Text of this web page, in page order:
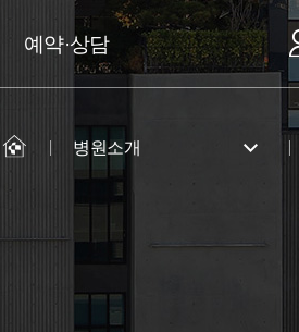
예약·상담
병원소개
병원소개
전문·클리닉
진료안내